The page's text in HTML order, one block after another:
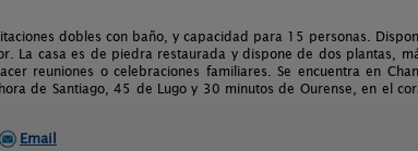
dobles con baño, y capacidad para 15 personas.
La casa es de piedra restaurada y dispone de dos plantas,
reuniones o celebraciones familiares. Se encuentra en
de Santiago, 45 de Lugo y 30 minutos de Ourense, en el
Email